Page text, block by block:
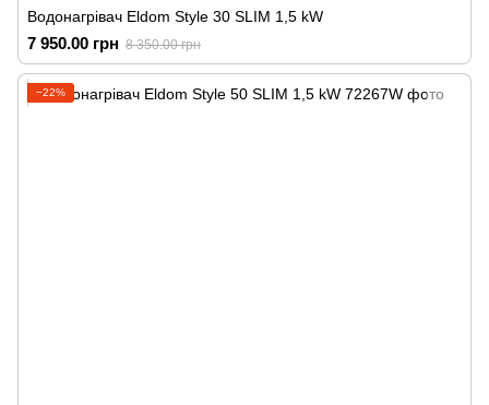
Водонагрівач Eldom Style 30 SLIM 1,5 kW
7 950.00 грн 8 350.00 грн
−22%